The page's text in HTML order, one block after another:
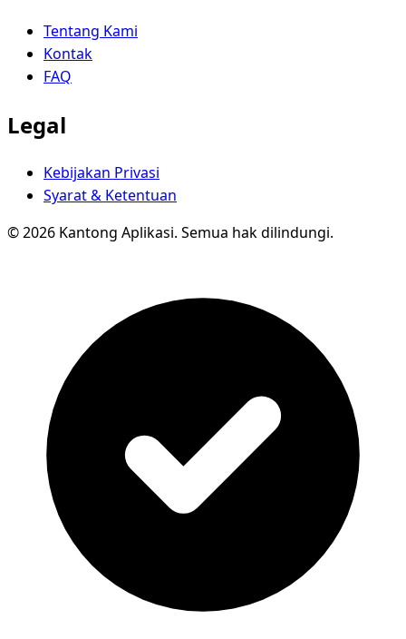
Tentang Kami
Kontak
FAQ
Legal
Kebijakan Privasi
Syarat & Ketentuan
© 2026 Kantong Aplikasi. Semua hak dilindungi.